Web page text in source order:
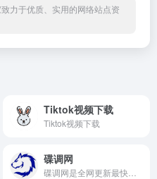
力于优质、实用的网络站点资
Tiktok视频下载
Tiktok视频下载
碟调网